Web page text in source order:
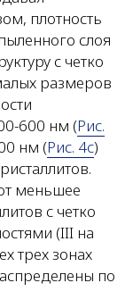
плотность
слоя
с четко
размеров
600 нм (Рис.
нм (Рис. 4c)
меньшее
с четко
(III на
трех зонах
по